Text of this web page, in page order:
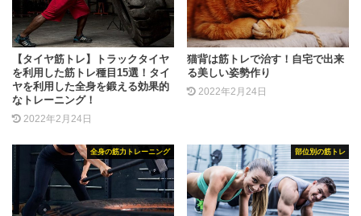
【タイヤ筋トレ】トラックタイヤ
を利用した筋トレ種目15選！タイ
ヤを利用した全身を鍛える効果的
なトレーニング！
2022年2月24日
猫背は筋トレで治す！自宅で出来
る美しい姿勢作り
2022年2月24日
全身の筋力トレーニング 部位別の筋トレ